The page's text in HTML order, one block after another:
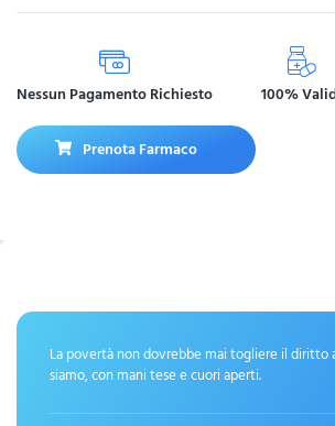
Nessun Pagamento Richiesto 100%
Prenota Farmaco
La povertà non dovrebbe mai togliere il diritto
siamo, con mani tese e cuori aperti.